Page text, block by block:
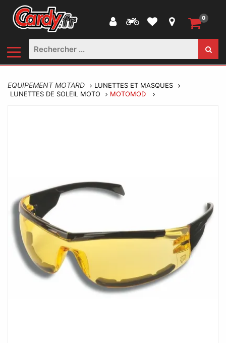
0
EQUIPEMENT MOTARD
LUNETTES ET MASQUES
LUNETTES DE SOLEIL MOTO
MOTOMOD